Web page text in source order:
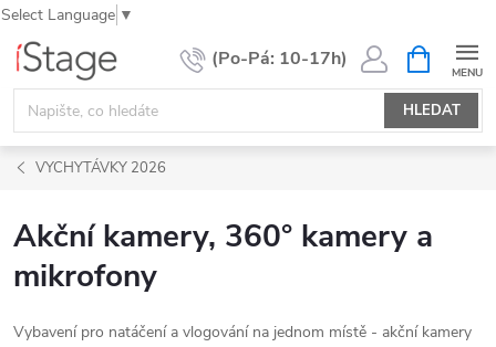
Select Language ▼
Přejít
obsah
HLEDAT
NÁKUPNÍ
KOŠÍK
VYCHYTÁVKY 2026
Akční kamery, 360° kamery a
mikrofony
Vybavení pro natáčení a vlogování na jednom místě - akční kamery